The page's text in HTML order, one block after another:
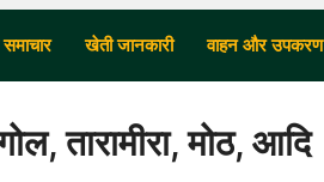
खेती जानकारी वाहन और उपकरण
तारामीरा, मोठ, आदि